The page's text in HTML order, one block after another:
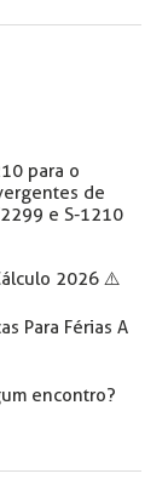
para o
de
e S-1210
2026 ⚠️
Para Férias A
encontro?